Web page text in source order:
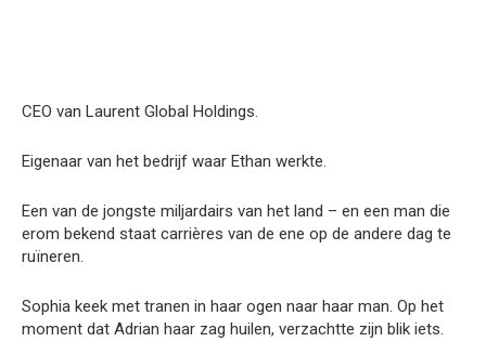
CEO van Laurent Global Holdings.
Eigenaar van het bedrijf waar Ethan werkte.
Een van de jongste miljardairs van het land – en een man die
erom bekend staat carrières van de ene op de andere dag te
ruïneren.
Sophia keek met tranen in haar ogen naar haar man. Op het
moment dat Adrian haar zag huilen, verzachtte zijn blik iets.